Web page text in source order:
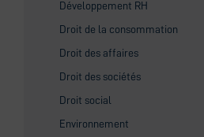
Développement RH
Droit de la consommation
Droit des affaires
Droit des sociétés
Droit social
Environnement